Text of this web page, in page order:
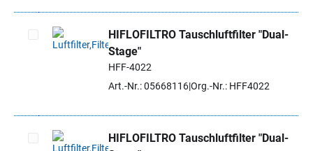
Artikel auswählen
HIFLOFILTRO Tauschluftfilter "Dual-
Stage"
HFF-4022
Art.-Nr.: 05668116Org.-Nr.: HFF4022
HIFLOFILTRO Tauschluftfilter "Dual-